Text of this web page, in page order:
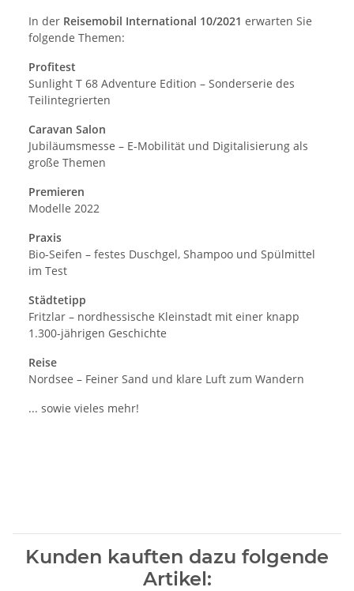
In der Reisemobil International 10/2021 erwarten Sie
folgende Themen:
Profitest
Sunlight T 68 Adventure Edition – Sonderserie des
Teilintegrierten
Caravan Salon
Jubiläumsmesse – E-Mobilität und Digitalisierung als
große Themen
Premieren
Modelle 2022
Praxis
Bio-Seifen – festes Duschgel, Shampoo und Spülmittel
im Test
Städtetipp
Fritzlar – nordhessische Kleinstadt mit einer knapp
1.300-jährigen Geschichte
Reise
Nordsee – Feiner Sand und klare Luft zum Wandern
... sowie vieles mehr!
Kunden kauften dazu folgende
Artikel: